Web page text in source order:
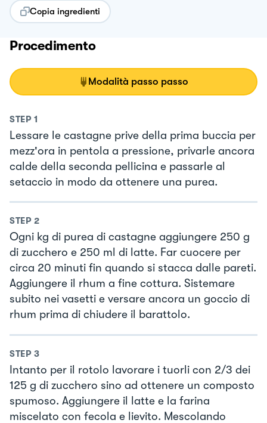
Copia ingredienti
Procedimento
Modalità passo passo
STEP 1
Lessare le castagne prive della prima buccia per
mezz'ora in pentola a pressione, privarle ancora
calde della seconda pellicina e passarle al
setaccio in modo da ottenere una purea.
STEP 2
Ogni kg di purea di castagne aggiungere 250 g
di zucchero e 250 ml di latte. Far cuocere per
circa 20 minuti fin quando si stacca dalle pareti.
Aggiungere il rhum a fine cottura. Sistemare
subito nei vasetti e versare ancora un goccio di
rhum prima di chiudere il barattolo.
STEP 3
Intanto per il rotolo lavorare i tuorli con 2/3 dei
125 g di zucchero sino ad ottenere un composto
spumoso. Aggiungere il latte e la farina
miscelato con fecola e lievito. Mescolando